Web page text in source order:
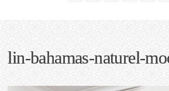
lin-bahamas-naturel-